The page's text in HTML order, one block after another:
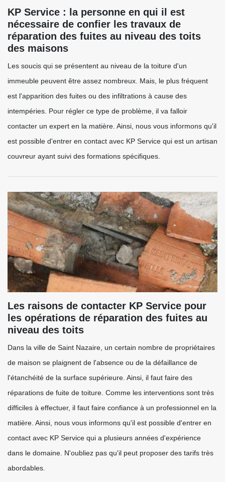
KP Service : la personne en qui il est
nécessaire de confier les travaux de
réparation des fuites au niveau des toits
des maisons
Les soucis qui se présentent au niveau de la toiture d'un
immeuble peuvent être assez nombreux. Mais, le plus fréquent
est l'apparition des fuites ou des infiltrations à cause des
intempéries. Pour régler ce type de problème, il va falloir
contacter un expert en la matière. Ainsi, nous vous informons qu'il
est possible d'entrer en contact avec KP Service qui est un artisan
couvreur ayant suivi des formations spécifiques.
Les raisons de contacter KP Service pour
les opérations de réparation des fuites au
niveau des toits
Dans la ville de Saint Nazaire, un certain nombre de propriétaires
de maison se plaignent de l'absence ou de la défaillance de
l'étanchéité de la surface supérieure. Ainsi, il faut faire des
réparations de fuite de toiture. Comme les interventions sont très
difficiles à effectuer, il faut faire confiance à un professionnel en la
matière. Ainsi, nous vous informons qu'il est possible d'entrer en
contact avec KP Service qui a plusieurs années d'expérience
dans le domaine. N'oubliez pas qu'il peut proposer des tarifs très
abordables.